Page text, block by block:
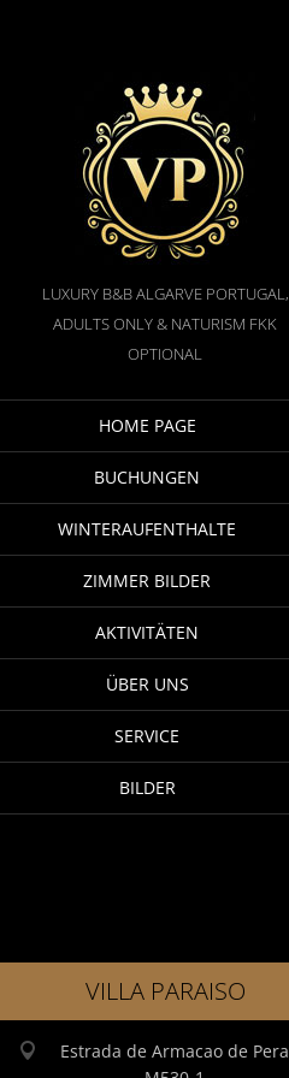
LUXURY B&B ALGARVE PORTUGAL,
ADULTS ONLY & NATURISM FKK
OPTIONAL
HOME PAGE
BUCHUNGEN
WINTERAUFENTHALTE
ZIMMER BILDER
AKTIVITÄTEN
ÜBER UNS
SERVICE
BILDER
VILLA PARAISO
Estrada de Armacao de Pera